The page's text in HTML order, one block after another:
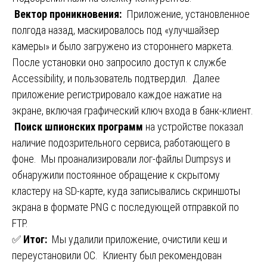
Вектор проникновения: Приложение, установленное
полгода назад, маскировалось под «улучшайзер
камеры» и было загружено из стороннего маркета.
После установки оно запросило доступ к службе
Accessibility, и пользователь подтвердил. Далее
приложение регистрировало каждое нажатие на
экране, включая графический ключ входа в банк-клиент.
Поиск шпионских программ на устройстве показал
наличие подозрительного сервиса, работающего в
фоне. Мы проанализировали лог-файлы Dumpsys и
обнаружили постоянное обращение к скрытому
кластеру на SD-карте, куда записывались скриншоты
экрана в формате PNG с последующей отправкой по
FTP.
✅ Итог: Мы удалили приложение, очистили кеш и
переустановили ОС. Клиенту был рекомендован